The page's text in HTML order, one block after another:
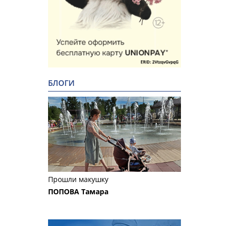
БЛОГИ
Прошли макушку
ПОПОВА Тамара